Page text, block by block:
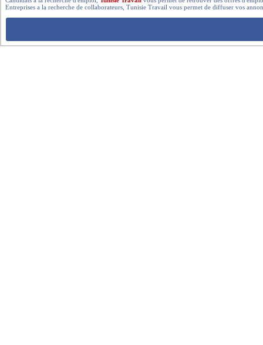
Entreprises a la recherche de collaborateurs, Tunisie Travail vous permet de diffuser vos